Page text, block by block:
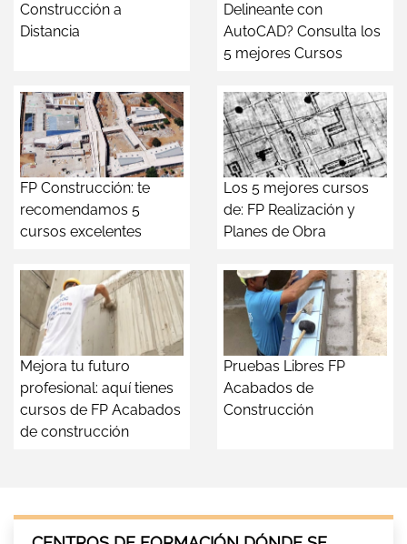
Construcción a
Distancia
Delineante con
AutoCAD? Consulta los
5 mejores Cursos
FP Construcción: te
recomendamos 5
cursos excelentes
Los 5 mejores cursos
de: FP Realización y
Planes de Obra
Mejora tu futuro
profesional: aquí tienes
cursos de FP Acabados
de construcción
Pruebas Libres FP
Acabados de
Construcción